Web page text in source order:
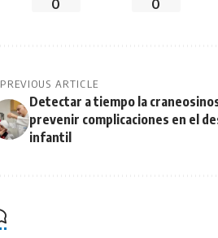
0 0
PREVIOUS ARTICLE
Detectar a tiempo la
prevenir complicaciones en el
infantil